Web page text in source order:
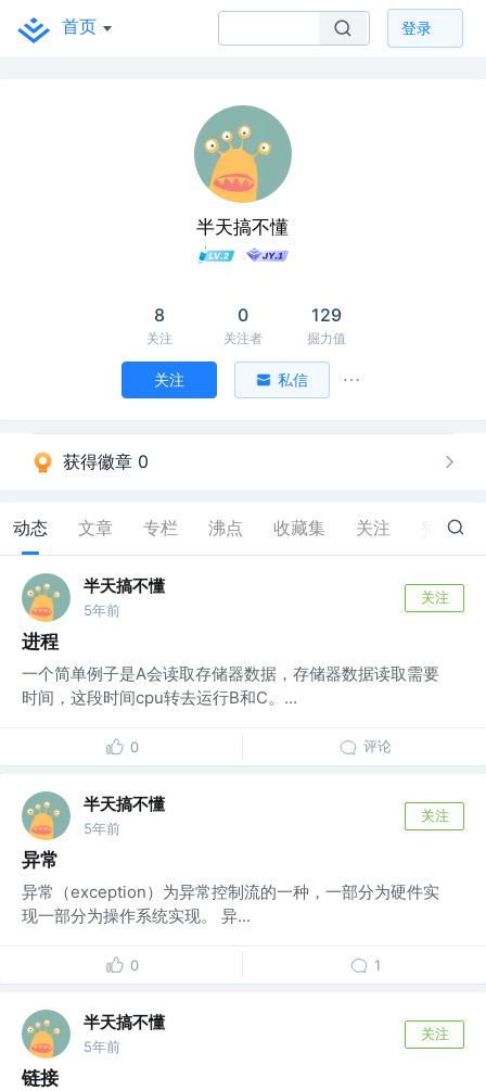
首页 登录
半天搞不懂
8
关注
0
关注者
129
掘力值
关注 私信
获得徽章 0
动态 文章 专栏 沸点 收藏集 关注 1
半天搞不懂
5年前
关注
进程
一个简单例子是A会读取存储器数据，存储器数据读取需要
时间，这段时间cpu转去运行B和C。...
0 评论
半天搞不懂
5年前
关注
异常
异常（exception）为异常控制流的一种，一部分为硬件实
现一部分为操作系统实现。 异...
0 1
半天搞不懂
5年前
关注
链接